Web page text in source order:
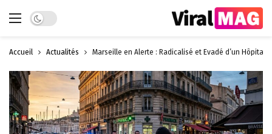
Dark mode
Accueil Actualités Marseille en Alerte : Radicalisé et Évadé d’un Hôpital